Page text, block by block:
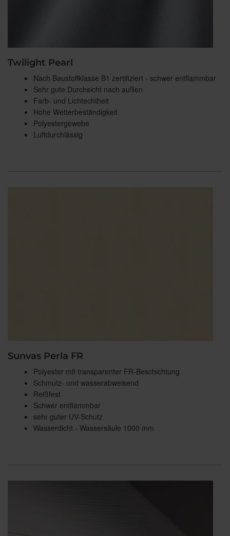
Twilight Pearl
Nach Baustoffklasse B1 zertifiziert - schwer entflammbar
Sehr gute Durchsicht nach außen
Farb- und Lichtechtheit
Hohe Wetterbeständigkeit
Polyestergewebe
Luftdurchlässig
Sunvas Perla FR
Polyester mit transparenter FR-Beschichtung
Schmutz- und wasserabweisend
Reißfest
Schwer entflammbar
sehr guter UV-Schutz
Wasserdicht - Wassersäule 1000 mm